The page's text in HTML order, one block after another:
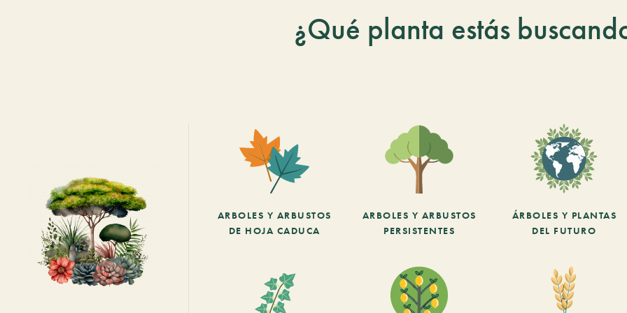
¿Qué planta estás
ARBOLES Y ARBUSTOS
DE HOJA CADUCA
ARBOLES Y ARBUSTOS
PERSISTENTES
ÁRBOLES Y PLANTAS
DEL FUTURO